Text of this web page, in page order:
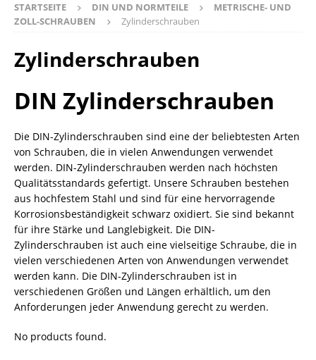
STARTSEITE DIN UND NORMTEILE
METRISCHE- UND
ZOLL-SCHRAUBEN
Zylinderschrauben
Zylinderschrauben
DIN Zylinderschrauben
Die DIN-Zylinderschrauben sind eine der beliebtesten Arten
von Schrauben, die in vielen Anwendungen verwendet
werden. DIN-Zylinderschrauben werden nach höchsten
Qualitätsstandards gefertigt. Unsere Schrauben bestehen
aus hochfestem Stahl und sind für eine hervorragende
Korrosionsbeständigkeit schwarz oxidiert. Sie sind bekannt
für ihre Stärke und Langlebigkeit. Die DIN-
Zylinderschrauben ist auch eine vielseitige Schraube, die in
vielen verschiedenen Arten von Anwendungen verwendet
werden kann. Die DIN-Zylinderschrauben ist in
verschiedenen Größen und Längen erhältlich, um den
Anforderungen jeder Anwendung gerecht zu werden.
No products found.